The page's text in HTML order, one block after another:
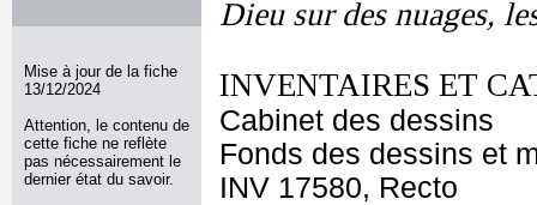
Mise à jour de la fiche
13/12/2024
Attention, le contenu de
cette fiche ne reflète
pas nécessairement le
dernier état du savoir.
Dieu sur des nuages,
INVENTAIRES ET
Cabinet des dessins
Fonds des dessins et
INV 17580, Recto